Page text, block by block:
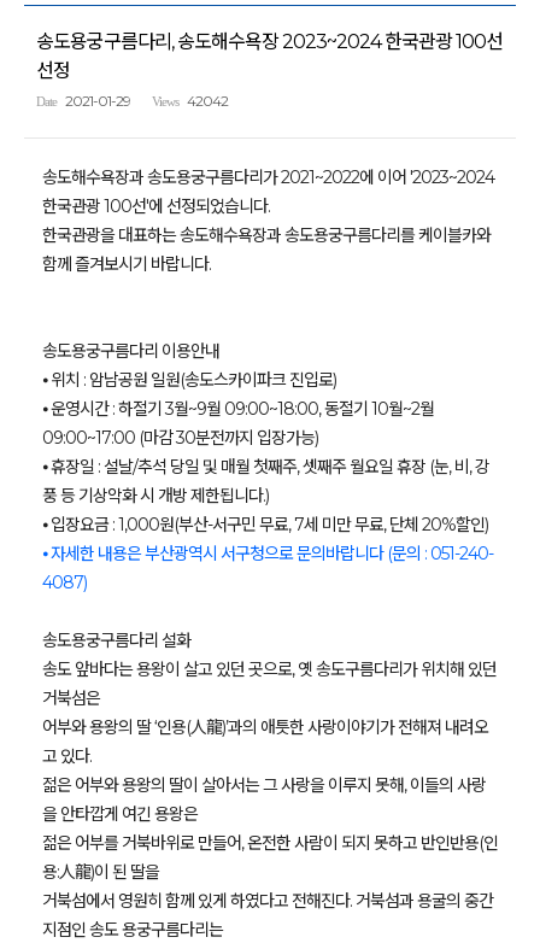
송도용궁구름다리, 송도해수욕장 2023~2024 한국관광 100선
선정
Date 2021-01-29 Views 42042
송도해수욕장과 송도용궁구름다리가 2021~2022에 이어 '2023~2024
한국관광 100선'에 선정되었습니다.
한국관광을 대표하는 송도해수욕장과 송도용궁구름다리를 케이블카와
함께 즐겨보시기 바랍니다.
송도용궁구름다리 이용안내
⦁ 위치 : 암남공원 일원(송도스카이파크 진입로)
⦁ 운영시간 : 하절기 3월~9월 09:00~18:00, 동절기 10월~2월
09:00~17:00 (마감 30분전까지 입장가능)
⦁ 휴장일 : 설날/추석 당일 및 매월 첫째주, 셋째주 월요일 휴장 (눈, 비, 강
풍 등 기상악화 시 개방 제한됩니다.)
⦁ 입장요금 : 1,000원(부산-서구민 무료, 7세 미만 무료, 단체 20%할인)
⦁ 자세한 내용은 부산광역시 서구청으로 문의바랍니다 (문의 : 051-240-
4087)
송도용궁구름다리 설화
송도 앞바다는 용왕이 살고 있던 곳으로, 옛 송도구름다리가 위치해 있던
거북섬은
어부와 용왕의 딸 ‘인용(人龍)’과의 애틋한 사랑이야기가 전해져 내려오
고 있다.
젊은 어부와 용왕의 딸이 살아서는 그 사랑을 이루지 못해, 이들의 사랑
을 안타깝게 여긴 용왕은
젊은 어부를 거북바위로 만들어, 온전한 사람이 되지 못하고 반인반용(인
용:人龍)이 된 딸을
거북섬에서 영원히 함께 있게 하였다고 전해진다. 거북섬과 용굴의 중간
지점인 송도 용궁구름다리는